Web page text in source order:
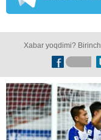
Xabar yoqdimi?